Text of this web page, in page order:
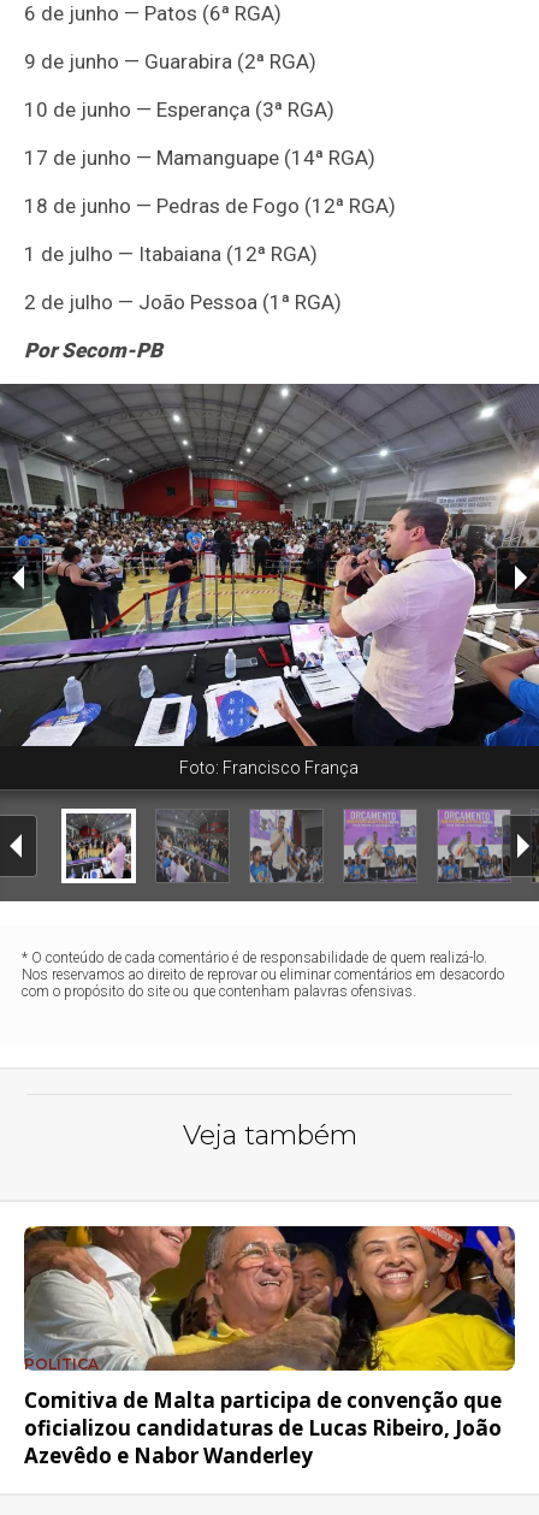
6 de junho — Patos (6ª RGA)
9 de junho — Guarabira (2ª RGA)
10 de junho — Esperança (3ª RGA)
17 de junho — Mamanguape (14ª RGA)
18 de junho — Pedras de Fogo (12ª RGA)
1 de julho — Itabaiana (12ª RGA)
2 de julho — João Pessoa (1ª RGA)
Por Secom-PB
Foto: Francisco França
* O conteúdo de cada comentário é de responsabilidade de quem realizá-lo.
Nos reservamos ao direito de reprovar ou eliminar comentários em desacordo
com o propósito do site ou que contenham palavras ofensivas.
Veja também
POLÍTICA
Comitiva de Malta participa de convenção que
oficializou candidaturas de Lucas Ribeiro, João
Azevêdo e Nabor Wanderley